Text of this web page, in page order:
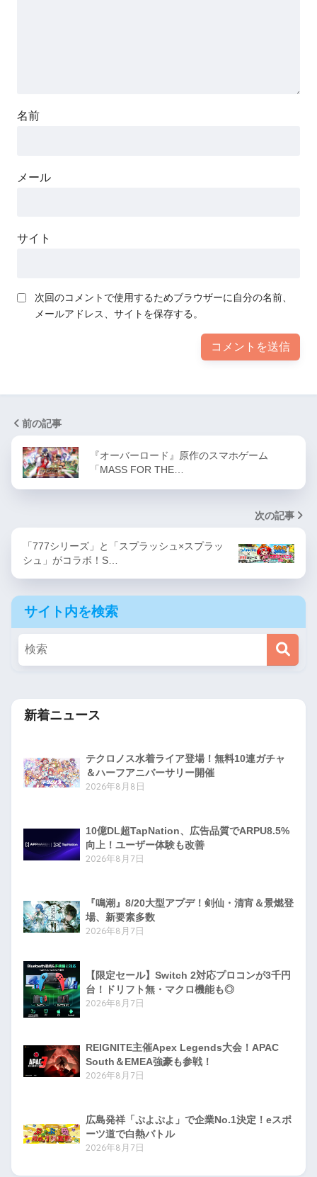
名前
メール
サイト
次回のコメントで使用するためブラウザーに自分の名前、
メールアドレス、サイトを保存する。
前の記事
『オーバーロード』原作のスマホゲーム
「MASS FOR THE…
次の記事
「777シリーズ」と「スプラッシュ×スプラッ
シュ」がコラボ！S…
サイト内を検索
新着ニュース
テクロノス水着ライア登場！無料10連ガチャ
＆ハーフアニバーサリー開催
2026年8月8日
10億DL超TapNation、広告品質でARPU8.5%
向上！ユーザー体験も改善
2026年8月7日
『鳴潮』8/20大型アプデ！剣仙・清宵＆景燃登
場、新要素多数
2026年8月7日
【限定セール】Switch 2対応プロコンが3千円
台！ドリフト無・マクロ機能も◎
2026年8月7日
REIGNITE主催Apex Legends大会！APAC
South＆EMEA強豪も参戦！
2026年8月7日
広島発祥「ぷよぷよ」で企業No.1決定！eスポ
ーツ道で白熱バトル
2026年8月7日